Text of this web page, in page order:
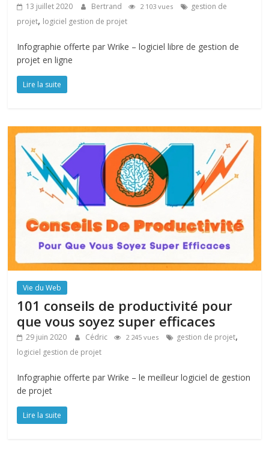
13 juillet 2020 Bertrand 2 103 vues
gestion de
projet, logiciel gestion de projet
Infographie offerte par Wrike – logiciel libre de gestion de
projet en ligne
Lire la suite
Vie du Web
101 conseils de productivité pour
que vous soyez super efficaces
29 juin 2020 Cédric 2 245 vues gestion de projet,
logiciel gestion de projet
Infographie offerte par Wrike – le meilleur logiciel de gestion
de projet
Lire la suite